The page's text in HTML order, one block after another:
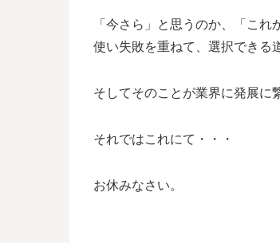
「今さら」と思うのか、「こ
使い失敗を重ねて、選択できる
そしてそのことが業界に発展に
それではこれにて・・・
お休みなさい。